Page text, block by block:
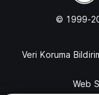
© 1999-
Veri Koruma
Web